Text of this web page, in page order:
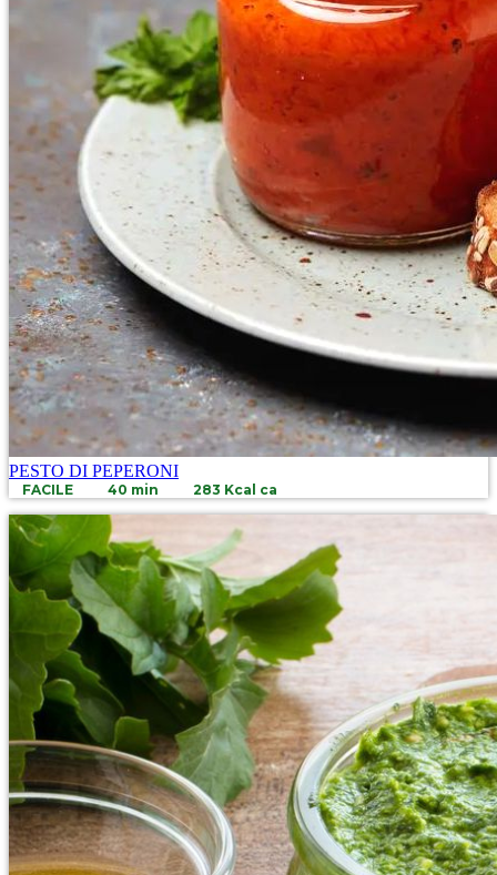
PESTO DI PEPERONI
FACILE 40 min 283 Kcal ca